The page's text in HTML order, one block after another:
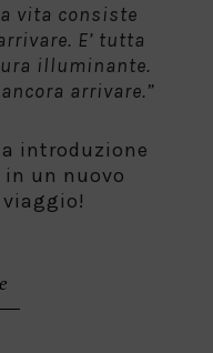
vita consiste
E’ tutta
illuminante.
arrivare.”
introduzione
in un nuovo